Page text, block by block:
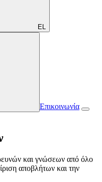
EL
Επικοινωνία
και γνώσεων από όλο
αποβλήτων και την